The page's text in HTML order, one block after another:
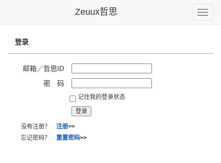
Toggle
Zeuux哲思
登录
邮箱／哲思ID
密 码
记住我的登录状态
没有注册？ 注册>>
忘记密码？ 重置密码>>